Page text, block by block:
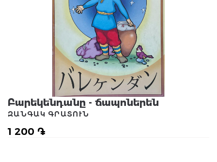
Բարեկենդանը - ճապոներեն
1 200 ֏
ԶԱՆԳԱԿ ԳՐԱՏՈՒՆ